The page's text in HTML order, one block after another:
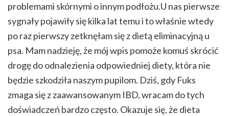
problemami skórnymi o innym podłożu.U nas pierwsze
sygnały pojawiły się kilka lat temu i to właśnie wtedy
po raz pierwszy zetknęłam się z dietą eliminacyjną u
psa. Mam nadzieję, że mój wpis pomoże komuś skrócić
drogę do odnalezienia odpowiedniej diety, która nie
będzie szkodziła naszym pupilom. Dziś, gdy Fuks
zmaga się z zaawansowanym IBD, wracam do tych
doświadczeń bardzo często. Okazuje się, że dieta